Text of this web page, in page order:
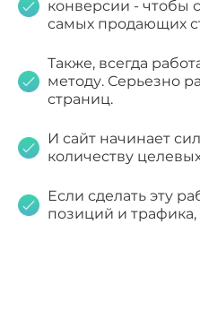
конверсии - чтобы
самых продающих
Также, всегда
методу. Серьезно
страниц.
И сайт начинает
количеству
Если сделать эту
позиций и